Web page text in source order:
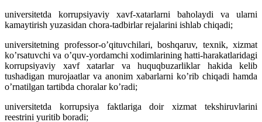
universitetda korrupsiyaviy xavf-xatarlarni baholaydi va ularni
kamaytirish yuzasidan chora-tadbirlar rejalarini ishlab chiqadi;
universitetning professor-oʼqituvchilari, boshqaruv, texnik, xizmat
koʼrsatuvchi va oʼquv-yordamchi xodimlarining hatti-harakatlaridagi
korrupsiyaviy xavf xatarlar va huquqbuzarliklar hakida kelib
tushadigan murojaatlar va anonim xabarlarni koʼrib chiqadi hamda
oʼrnatilgan tartibda choralar koʼradi;
universitetda korrupsiya faktlariga doir xizmat tekshiruvlarini
reestrini yuritib boradi;